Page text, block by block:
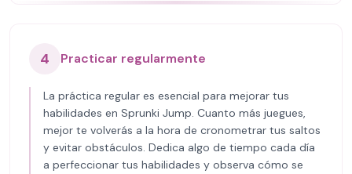
4 Practicar regularmente
La práctica regular es esencial para mejorar tus
habilidades en Sprunki Jump. Cuanto más juegues,
mejor te volverás a la hora de cronometrar tus saltos
y evitar obstáculos. Dedica algo de tiempo cada día
a perfeccionar tus habilidades y observa cómo se